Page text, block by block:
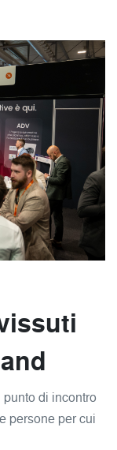
di incontro
persone per cui